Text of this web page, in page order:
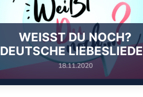
WEISST DU NOCH? D
EUTSCHE LIEBESLIEDER
18.11.2020